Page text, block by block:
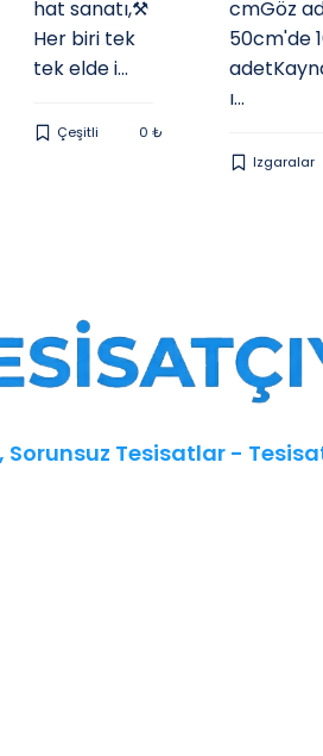
hat sanatı,⚒️
Her biri tek
tek elde i...
Çeşitli 0 ₺
cmGöz
50cm'de
ı...
Izgaralar
Sorunsuz Tesisatlar -